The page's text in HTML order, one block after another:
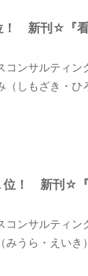
！ 新刊☆『看
コンサルティ
（しもざき・
位！ 新刊☆『
コンサルティ
みうら・えい